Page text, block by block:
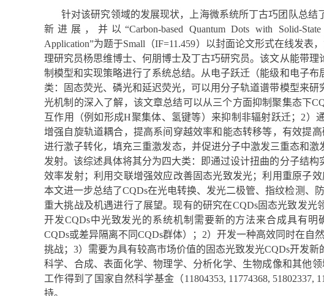
针对该研究领域的发展现状，上海微系统所丁古巧团队总结
新进展，并以“Carbon-based Quantum Dots with Solid-State
Application”为题于Small（IF=11.459）以封面论文形式在线发
理研究员杨思维博士、何朋博士及丁古巧研究员。该文从能带
制模型和实现策略进行了系统总结。从电子跃迁（能级和电子
类：固态荧光、磷光和延迟荧光，可以用分子轨道谱带模型来
光机制的深入了解，该文章总结可以从三个方面抑制聚集态下
互作用（例如形成H聚集体、氢键等）来抑制非辐射跃迁；2）
增强自旋轨道耦合，提高系间穿越效率和能态转移等，有效提
进行激子转化，填充三重激发态，并促进分子中激发三重态和
发射。该综述具体将其分为四大类：即通过设计扭曲的分子结
效率发射；利用交联增强效应改善固态光致发光；利用重原子
本文进一步总结了CQDs在光电转换、发光二极管、指纹检测、
重大挑战及机遇进行了展望。现有的研究在CQDs固态光致发光
开发CQDs中光致发光的系统机制需要新的方法来合成具有
CQDs或差异隔离不同CQDs群体）；2）开发一种高效同时在自
挑战；3）需要为具有较高市场价值的固态光致发光CQDs开发
科学、合成、表面化学、物理学、分析化学、生物成像和其他
工作得到了国家自然科学基金（11804353, 11774368, 51802337,
持。